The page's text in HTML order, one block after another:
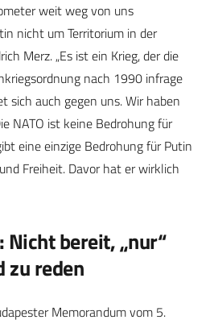
weit weg von uns
nicht um Territorium in der
Merz. „Es ist ein Krieg, der die
nach 1990 infrage
sich auch gegen uns. Wir haben
NATO ist keine Bedrohung für
eine einzige Bedrohung für Putin
Freiheit. Davor hat er wirklich
bereit, „nur“
zu reden
Memorandum vom 5.